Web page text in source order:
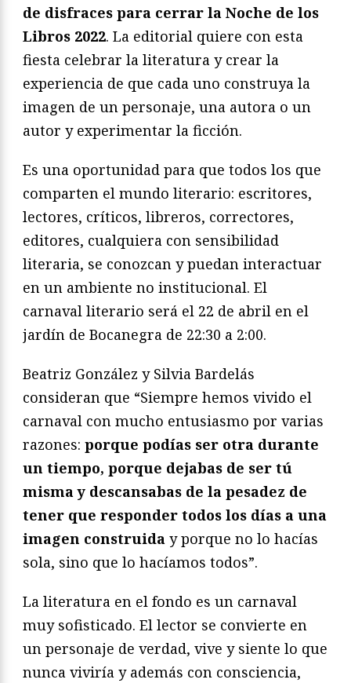
de disfraces para cerrar la Noche de los
Libros 2022. La editorial quiere con esta
fiesta celebrar la literatura y crear la
experiencia de que cada uno construya la
imagen de un personaje, una autora o un
autor y experimentar la ficción.
Es una oportunidad para que todos los que
comparten el mundo literario: escritores,
lectores, críticos, libreros, correctores,
editores, cualquiera con sensibilidad
literaria, se conozcan y puedan interactuar
en un ambiente no institucional. El
carnaval literario será el 22 de abril en el
jardín de Bocanegra de 22:30 a 2:00.
Beatriz González y Silvia Bardelás
consideran que “Siempre hemos vivido el
carnaval con mucho entusiasmo por varias
razones: porque podías ser otra durante
un tiempo, porque dejabas de ser tú
misma y descansabas de la pesadez de
tener que responder todos los días a una
imagen construida y porque no lo hacías
sola, sino que lo hacíamos todos”.
La literatura en el fondo es un carnaval
muy sofisticado. El lector se convierte en
un personaje de verdad, vive y siente lo que
nunca viviría y además con consciencia,